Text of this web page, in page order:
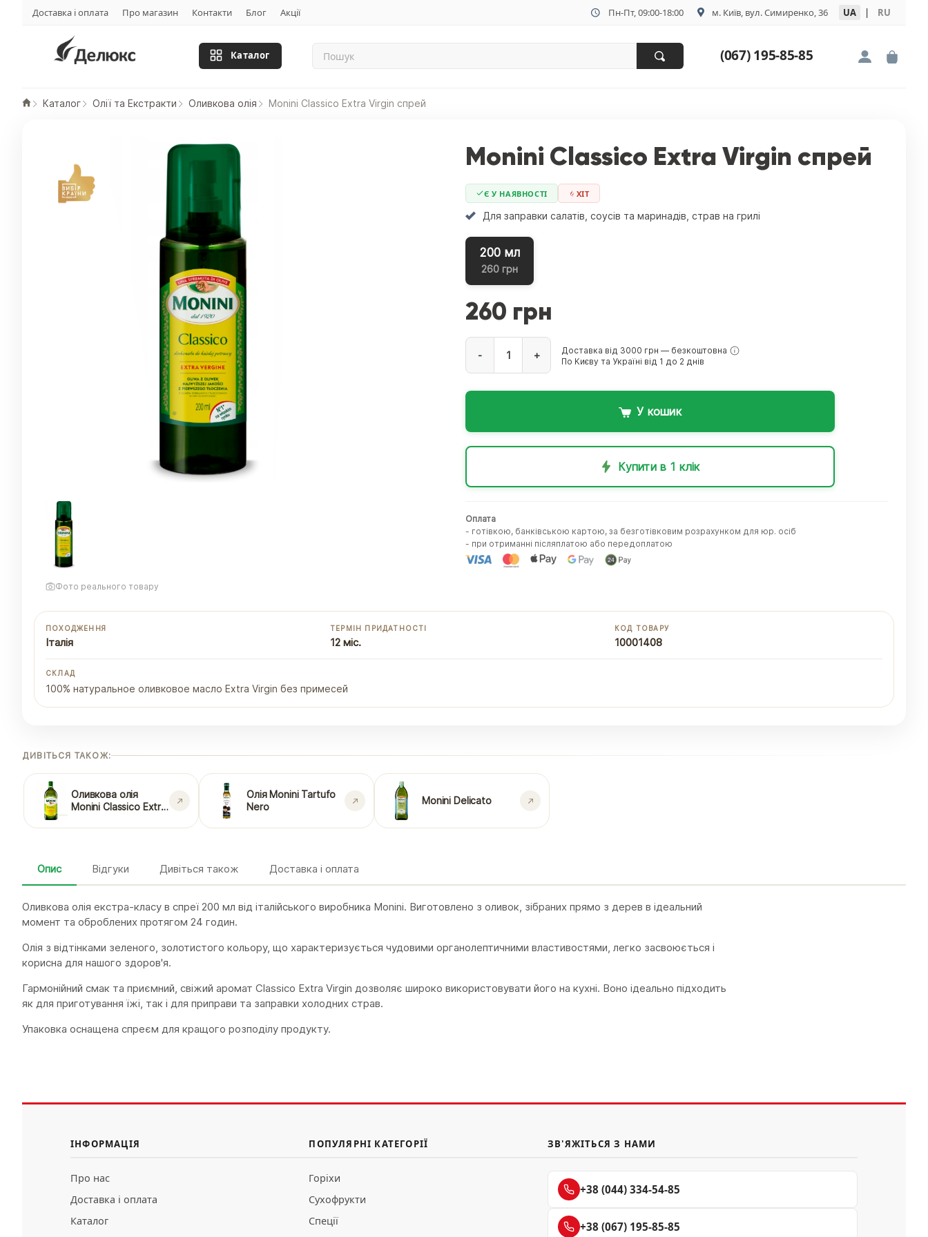
Доставка і оплата Про магазин Контакти Блог Акції Пн-Пт, 09:00-18:00 м. Київ, вул. Симиренко, 36 UA | RU
Каталог (067) 195-85-85
Каталог Олії та Екстракти Оливкова олія Monini Classico Extra Virgin спрей
Фото реального товару
Monini Classico Extra Virgin спрей
Є У НАЯВНОСТІ ХIТ
Для заправки салатів, соусів та маринадів, страв на грилі
200 мл
260 грн
260 грн
- +
Доставка від 3000 грн — безкоштовна
По Києву та Україні від 1 до 2 днів
У кошик
Купити в 1 клік
Оплата
- готівкою, банківською картою, за безготівковим розрахунком для юр. осіб
- при отриманні післяплатою або передоплатою
ПОХОДЖЕННЯ
Італія
ТЕРМІН ПРИДАТНОСТІ
12 міс.
КОД ТОВАРУ
10001408
СКЛАД
100% натуральное оливковое масло Extra Virgin без примесей
ДИВІТЬСЯ ТАКОЖ:
Оливкова олія
Monini Classico Extra
Олія Monini Tartufo
Nero
Monini Delicato
Опис Відгуки Дивіться також Доставка і оплата
Оливкова олія екстра-класу в спреї 200 мл від італійського виробника Monini. Виготовлено з оливок, зібраних прямо з дерев в ідеальний
момент та оброблених протягом 24 годин.
Олія з відтінками зеленого, золотистого кольору, що характеризується чудовими органолептичними властивостями, легко засвоюється і
корисна для нашого здоров'я.
Гармонійний смак та приємний, свіжий аромат Classico Extra Virgin дозволяє широко використовувати його на кухні. Воно ідеально підходить
як для приготування їжі, так і для приправи та заправки холодних страв.
Упаковка оснащена спреєм для кращого розподілу продукту.
ІНФОРМАЦІЯ
Про нас
Доставка і оплата
Каталог
ПОПУЛЯРНІ КАТЕГОРІЇ
Горіхи
Сухофрукти
Спеції
ЗВ'ЯЖІТЬСЯ З НАМИ
+38 (044) 334-54-85
+38 (067) 195-85-85